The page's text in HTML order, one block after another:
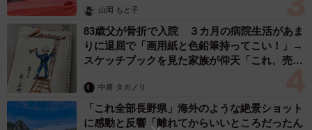
山岡 もと子
83歳父が骨折で入院 ３カ月の病院生活があま
りに退屈で「画用紙と色鉛筆持ってこい！」→
スケッチブックを見た家族が仰天「これ、売れ
中将 タカノリ
「これ全部長野県」海外のような絶景ショット
に感動と反響「離れてからいいところだったん